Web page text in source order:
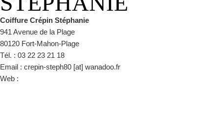
Coiffure Crépin Stéphanie
941 Avenue de la Plage
80120 Fort-Mahon-Plage
Tél. : 03 22 23 21 18
Email : crepin-steph80 [at] wanadoo.fr
Web :